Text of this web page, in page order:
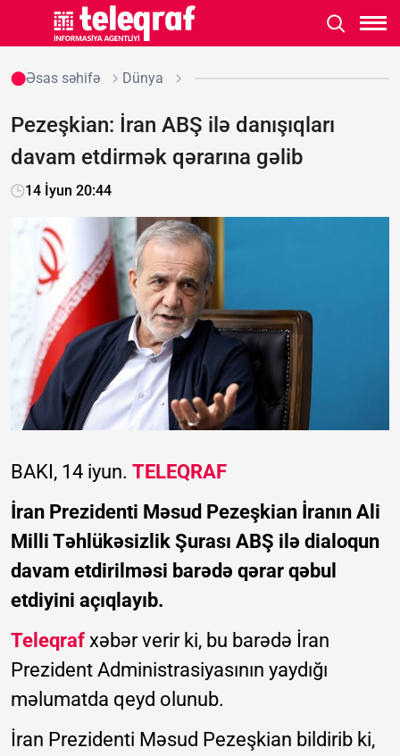
Əsas səhifə Dünya
Pezeşkian: İran ABŞ ilə danışıqları
davam etdirmək qərarına gəlib
14 İyun 20:44
BAKI, 14 iyun. TELEQRAF
İran Prezidenti Məsud Pezeşkian İranın Ali
Milli Təhlükəsizlik Şurası ABŞ ilə dialoqun
davam etdirilməsi barədə qərar qəbul
etdiyini açıqlayıb.
Teleqraf xəbər verir ki, bu barədə İran
Prezident Administrasiyasının yaydığı
məlumatda qeyd olunub.
İran Prezidenti Məsud Pezeşkian bildirib ki,